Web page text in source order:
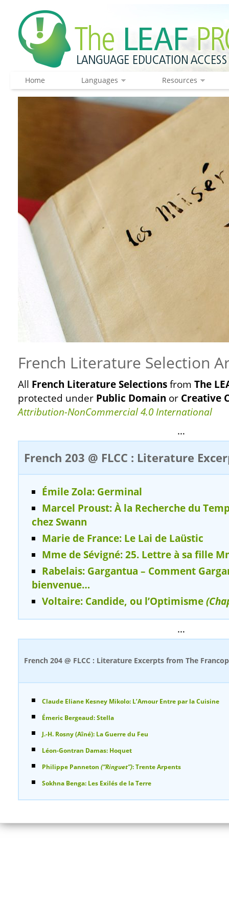
Home Languages Resources
French Literature Selection
All French LiteratureSelectionsfrom The
protected under Public Domain or Creative
Attribution-NonCommercial 4.0 International
…
French 203 @ FLCC : Literature
Émile Zola: Germinal
Marcel Proust: À la Recherche du
chez Swann
Marie de France: Le Lai de Laüstic
Mme de Sévigné: 25. Lettre à sa fille
Rabelais: Gargantua – Comment
bienvenue…
Voltaire: Candide, ou l’Optimisme
…
French 204 @ FLCC : Literature Excerpts from The
Claude Eliane Kesney Mikolo: L’Amour Entre par la Cuisine
Émeric Bergeaud: Stella
J.-H. Rosny (Aîné): La Guerre du Feu
Léon-Gontran Damas: Hoquet
Philippe Panneton (“Ringuet”): Trente Arpents
Sokhna Benga: Les Exilés de la Terre